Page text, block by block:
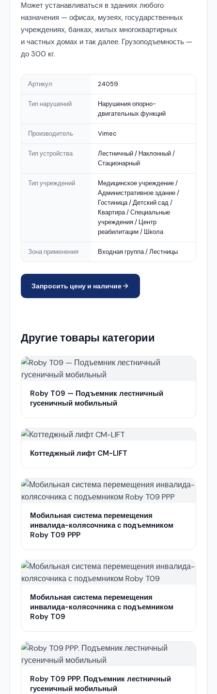
Может устанавливаться в зданиях любого
назначения — офисах, музеях, государственных
учреждениях, банках, жилых многоквартирных
и частных домах и так далее. Грузоподъемность —
до 300 кг.
Артикул 24059
Тип нарушений
Нарушения опорно-
двигательных функций
Производитель Vimec
Тип устройства
Лестничный / Наклонный /
Стационарный
Тип учреждений
Медицинское учреждение /
Административное здание /
Гостиница / Детский сад /
Квартира / Специальные
учреждения / Центр
реабилитации / Школа
Зона применения Входная группа / Лестницы
Запросить цену и наличие
Другие товары категории
Roby T09 — Подъемник лестничный
гусеничный мобильный
Коттеджный лифт CM-LIFT
Мобильная система перемещения
инвалида-колясочника с подъемником
Roby T09 PPP
Мобильная система перемещения
инвалида-колясочника с подъемником
Roby T09
Roby T09 PPP. Подъемник лестничный
гусеничный мобильный